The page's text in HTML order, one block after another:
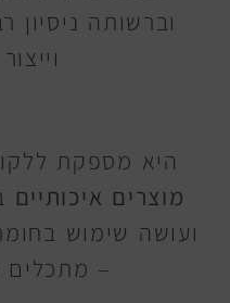
וברשותה
היא מספקת
מוצרים איכותיים
ועושה שימוש
– מתכלים